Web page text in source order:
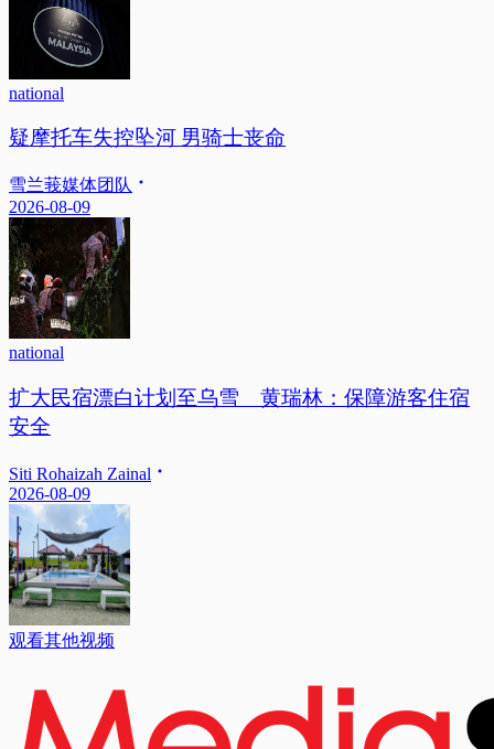
national
疑摩托车失控坠河 男骑士丧命
雪兰莪媒体团队
2026-08-09
national
扩大民宿漂白计划至乌雪 黄瑞林：保障游客住宿
安全
Siti Rohaizah Zainal
2026-08-09
观看其他视频